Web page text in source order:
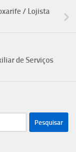
/ Lojista
de Serviços